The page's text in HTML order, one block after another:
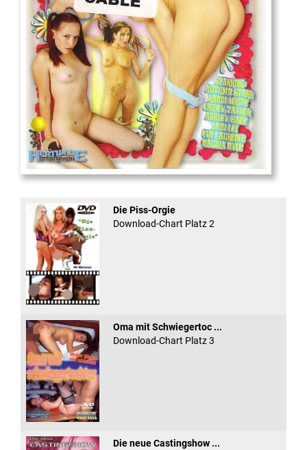
And Confused #8 - ...
Die Piss-Orgie
Download-Chart Platz 2
Oma mit Schwiegertoc ...
Download-Chart Platz 3
Die neue Castingshow ...